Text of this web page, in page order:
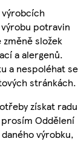
potravin
složek
a alergenů.
a nespoléhat se
stránkách.
získat radu
Oddělení
výrobku,